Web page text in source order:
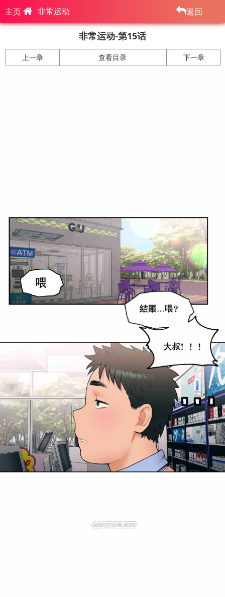
主页 非常运动 返回
非常运动-第15话
上一章 查看目录 下一章